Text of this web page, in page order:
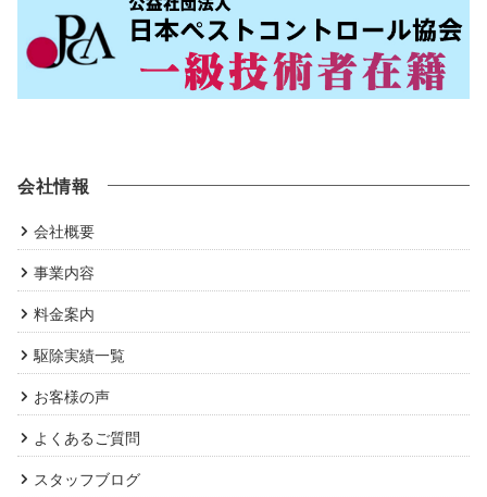
会社情報
会社概要
事業内容
料金案内
駆除実績一覧
お客様の声
よくあるご質問
スタッフブログ